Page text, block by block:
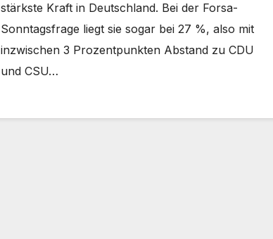
stärkste Kraft in Deutschland. Bei der Forsa-
Sonntagsfrage liegt sie sogar bei 27 %, also mit
inzwischen 3 Prozentpunkten Abstand zu CDU
und CSU…